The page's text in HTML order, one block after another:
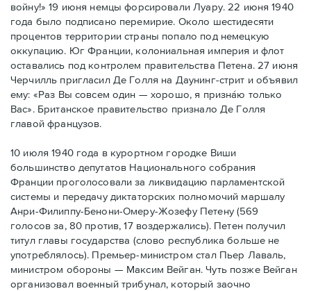
войну!» 19 июня немцы форсировали Луару. 22 июня 1940
года было подписано перемирие. Около шестидесяти
процентов территории страны попало под немецкую
оккупацию. Юг Франции, колониальная империя и флот
оставались под контролем правительства Петена. 27 июня
Черчилль пригласил Де Голля на Даунинг-стрит и объявил
ему: «Раз Вы совсем один — хорошо, я признáю только
Вас». Британское правительство признало Де Голля
главой французов.
10 июля 1940 года в курортном городке Виши
большинство депутатов Национального собрания
Франции проголосовали за ликвидацию парламентской
системы и передачу диктаторских полномочий маршалу
Анри-Филиппу-Бенони-Омеру-Жозефу Петену (569
голосов за, 80 против, 17 воздержались). Петен получил
титул главы государства (слово республика больше не
употреблялось). Премьер-министром стал Пьер Лаваль,
министром обороны — Максим Вейган. Чуть позже Вейган
организовал военный трибунал, который заочно